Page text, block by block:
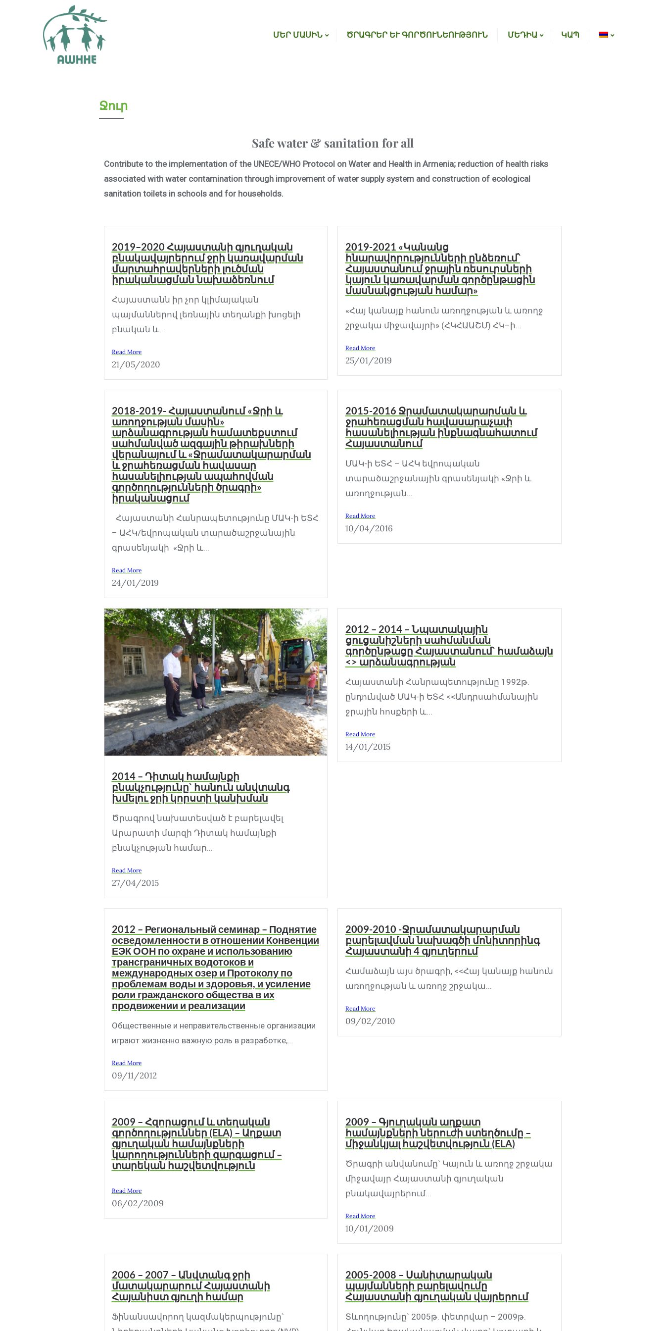
ՄԵՐ ՄԱՍԻՆ ԾՐԱԳՐԵՐ ԵՒ ԳՈՐԾՈՒՆԵՈՒԹՅՈՒՆ ՄԵԴԻԱ ԿԱՊ
Ջուր
Safe water & sanitation for all
Contribute to the implementation of the UNECE/WHO Protocol on Water and Health in Armenia; reduction of health risks
associated with water contamination through improvement of water supply system and construction of ecological
sanitation toilets in schools and for households.
2019–2020 Հայաստանի գյուղական
բնակավայրերում ջրի կառավարման
մարտահրավերների լուծման
իրականացման նախաձեռնում
Հայաստանն իր չոր կլիմայական
պայմաններով լեռնային տեղանքի խոցելի
բնական և...
Read More
21/05/2020
2019-2021 «Կանանց
հնարավորությունների ընձեռում՝
Հայաստանում ջրային ռեսուրսների
կայուն կառավարման գործընթացին
մասնակցության համար»
«Հայ կանայք հանուն առողջության և առողջ
շրջակա միջավայրի» (ՀԿՀԱԱՇՄ) ՀԿ–ի...
Read More
25/01/2019
2018-2019- Հայաստանում «Ջրի և
առողջության մասին»
արձանագրության համատեքստում
սահմանված ազգային թիրախների
վերանայում և «Ջրամատակարարման
և ջրահեռացման հավասար
հասանելիության ապահովման
գործողությունների ծրագրի»
իրականացում
Հայաստանի Հանրապետությունը ՄԱԿ-ի ԵՏՀ
– ԱՀԿ/եվրոպական տարածաշրջանային
գրասենյակի «Ջրի և...
Read More
24/01/2019
2015-2016 Ջրամատակարարման և
ջրահեռացման հավասարաչափ
հասանելիության ինքնագնահատում
Հայաստանում
ՄԱԿ-ի ԵՏՀ – ԱՀԿ եվրոպական
տարածաշրջանային գրասենյակի «Ջրի և
առողջության...
Read More
10/04/2016
2014 – Դիտակ համայնքի
բնակչությունը` հանուն անվտանգ
խմելու ջրի կորստի կանխման
Ծրագրով նախատեսված է բարելավել
Արարատի մարզի Դիտակ համայնքի
բնակչության համար...
Read More
27/04/2015
2012 – 2014 – Նպատակային
ցուցանիշների սահմանման
գործընթացը Հայաստանում` համաձայն
<> արձանագրության
Հայաստանի Հանրապետությունը 1992թ.
ընդունված ՄԱԿ-ի ԵՏՀ <<Անդրսահմանային
ջրային հոսքերի և...
Read More
14/01/2015
2012 – Региональный семинар – Поднятие
осведомленности в отношении Конвенции
ЕЭК ООН по охране и использованию
трансграничных водотоков и
международных озер и Протоколу по
проблемам воды и здоровья, и усиление
роли гражданского общества в их
продвижении и реализации
Общественные и неправительственные организации
играют жизненно важную роль в разработке,...
Read More
09/11/2012
2009-2010 -Ջրամատակարարման
բարելավման նախագծի մոնիտորինգ
Հայաստանի 4 գյուղերում
Համաձայն այս ծրագրի, <<Հայ կանայք հանուն
առողջության և առողջ շրջակա...
Read More
09/02/2010
2009 – Հզորացում և տեղական
գործողություններ (ELA) – Աղքատ
գյուղական համայնքների
կարողությունների զարգացում –
տարեկան հաշվետվություն
Read More
06/02/2009
2009 – Գյուղական աղքատ
համայնքների ներուժի ստեղծումը –
միջանկյալ հաշվետվություն (ELA)
Ծրագրի անվանումը` Կայուն և առողջ շրջակա
միջավայր Հայաստանի գյուղական
բնակավայրերում...
Read More
10/01/2009
2006 – 2007 – Անվտանգ ջրի
մատակարարում Հայաստանի
Հայանիստ գյուղի համար
Ֆինանսավորող կազմակերպությունը`
2005-2008 – Սանիտարական
պայմանների բարելավումը
Հայաստանի գյուղական վայրերում
Տևողությունը` 2005թ. փետրվար – 2009թ.